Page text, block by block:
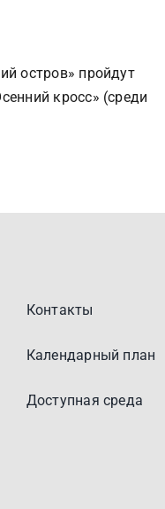
остров» пройдут
кросс» (среди
Контакты
Календарный план
Доступная среда